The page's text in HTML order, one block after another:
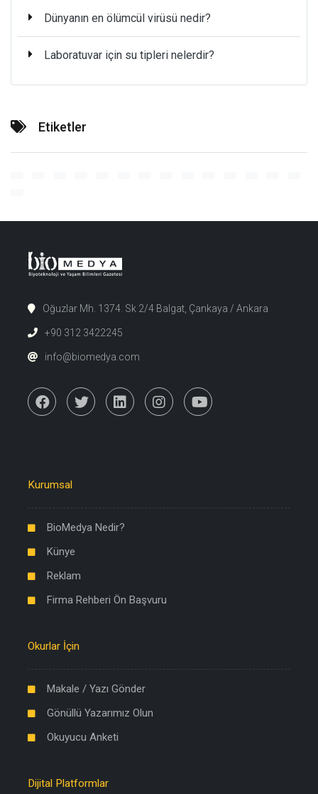
Dünyanın en ölümcül virüsü nedir?
Laboratuvar için su tipleri nelerdir?
Etiketler
Oğuzlar Mh. 1374. Sk 2/4 Balgat, Çankaya / Ankara
+90 312 3422245
info@biomedya.com
Kurumsal
BioMedya Nedir?
Künye
Reklam
Firma Rehberi Ön Başvuru
Okurlar İçin
Makale / Yazı Gönder
Gönüllü Yazarımız Olun
Okuyucu Anketi
Dijital Platformlar